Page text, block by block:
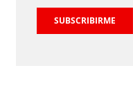
SUBSCRIBIRME